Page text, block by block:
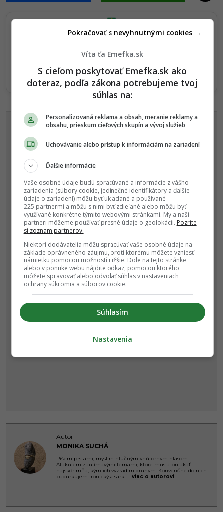
Sledujte nás na Google Správy
Po otvorení kliknite na hviezdičku★ Sledovať
Autor
MONIKA SUCHÁ
Píšem prstami, myslím hlučným vnútorným hlasom.
Atakujem zaujímavými témami, ktoré musia prilákať
najskôr mňa, kým ich vyzradím druhým. Konvenčne do nich
badurkujem ironický a sark ... viac o autorovi
Víta ťa Emefka.sk
S cieľom poskytovať Emefka.sk ako
doteraz, podľa zákona potrebujeme tvoj
súhlas na:
Personalizovaná reklama a obsah, meranie reklamy a
obsahu, prieskum cieľových skupín a vývoj služieb
Uchovávanie alebo prístup k informáciám na zariadení
Ďalšie informácie
Vaše osobné údaje budú spracúvané a informácie z vášho
zariadenia (súbory cookie, jedinečné identifikátory a ďalšie
údaje o zariadení) môžu byť ukladané a používané
225 partnermi a môžu s nimi byť zdieľané alebo môžu byť
využívané konkrétne týmito webovými stránkami. My a naši
partneri môžeme používať presné údaje o geolokácii. Pozrite
si zoznam partnerov.
Niektorí dodávatelia môžu spracúvať vaše osobné údaje na
základe oprávneného záujmu, proti ktorému môžete vzniesť
námietku pomocou možností nižšie. Dole na tejto stránke
alebo v ponuke webu nájdite odkaz, pomocou ktorého
môžete spravovať alebo odvolať súhlas v nastaveniach
ochrany súkromia a súborov cookie.
Súhlasím
Pokračovať s nevyhnutnými cookies →
Nastavenia